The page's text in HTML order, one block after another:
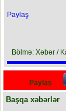
Paylaş
Bölmə: Xəbər /
Paylaş
Başqa xəbərlər